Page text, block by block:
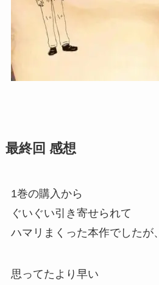
最終回 感想
1巻の購入から
ぐいぐい引き寄せられて
ハマリまくった本作でしたが、
思ってたより早い